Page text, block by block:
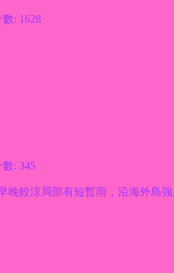
: 1628
: 345
晚較涼局部有短暫雨，沿海外島